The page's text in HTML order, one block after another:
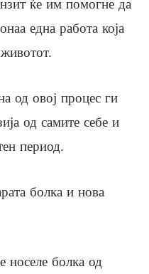
ќе им помогне да
една работа која
од овој процес ги
од самите себе и
период.
болка и нова
носеле болка од